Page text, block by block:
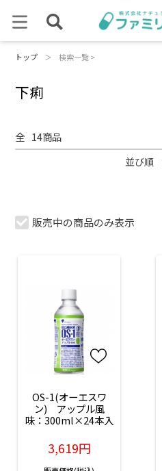
トップ ＞ 検索一覧 >
下痢
全 14商品
並び順
販売中の商品のみ表示
OS-1(オーエスワ
ン)　アップル風
味：300ml×24本入
3,619円